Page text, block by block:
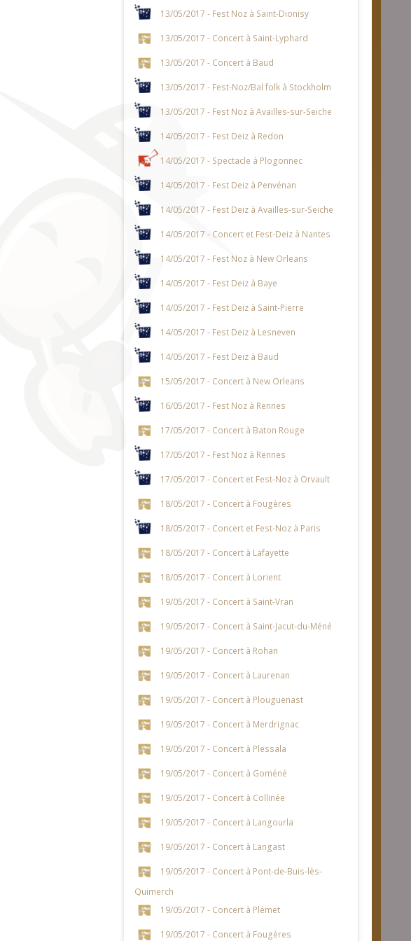
13/05/2017 - Fest Noz à Saint-Dionisy
13/05/2017 - Concert à Saint-Lyphard
13/05/2017 - Concert à Baud
13/05/2017 - Fest-Noz/Bal folk à Stockholm
13/05/2017 - Fest Noz à Availles-sur-Seiche
14/05/2017 - Fest Deiz à Redon
14/05/2017 - Spectacle à Plogonnec
14/05/2017 - Fest Deiz à Penvénan
14/05/2017 - Fest Deiz à Availles-sur-Seiche
14/05/2017 - Concert et Fest-Deiz à Nantes
14/05/2017 - Fest Noz à New Orleans
14/05/2017 - Fest Deiz à Baye
14/05/2017 - Fest Deiz à Saint-Pierre
14/05/2017 - Fest Deiz à Lesneven
14/05/2017 - Fest Deiz à Baud
15/05/2017 - Concert à New Orleans
16/05/2017 - Fest Noz à Rennes
17/05/2017 - Concert à Baton Rouge
17/05/2017 - Fest Noz à Rennes
17/05/2017 - Concert et Fest-Noz à Orvault
18/05/2017 - Concert à Fougères
18/05/2017 - Concert et Fest-Noz à Paris
18/05/2017 - Concert à Lafayette
18/05/2017 - Concert à Lorient
19/05/2017 - Concert à Saint-Vran
19/05/2017 - Concert à Saint-Jacut-du-Méné
19/05/2017 - Concert à Rohan
19/05/2017 - Concert à Laurenan
19/05/2017 - Concert à Plouguenast
19/05/2017 - Concert à Merdrignac
19/05/2017 - Concert à Plessala
19/05/2017 - Concert à Goméné
19/05/2017 - Concert à Collinée
19/05/2017 - Concert à Langourla
19/05/2017 - Concert à Langast
19/05/2017 - Concert à Pont-de-Buis-lès-
Quimerch
19/05/2017 - Concert à Plémet
19/05/2017 - Concert à Fougères